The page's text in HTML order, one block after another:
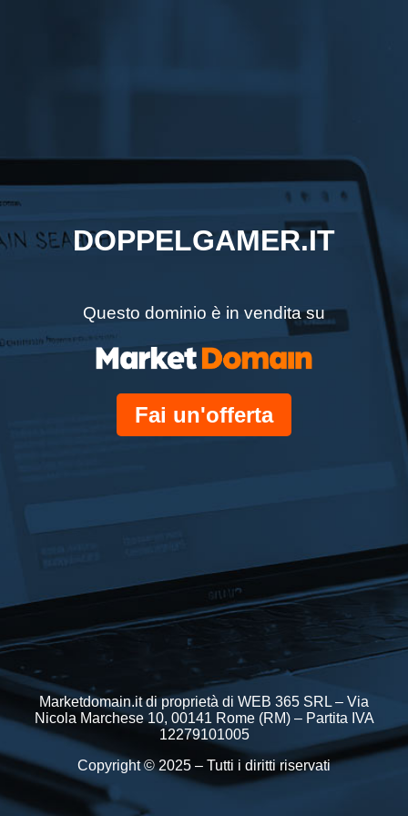
DOPPELGAMER.IT
Questo dominio è in vendita su
Fai un'offerta
Marketdomain.it di proprietà di WEB 365 SRL – Via
Nicola Marchese 10, 00141 Rome (RM) – Partita IVA
12279101005
Copyright © 2025 – Tutti i diritti riservati